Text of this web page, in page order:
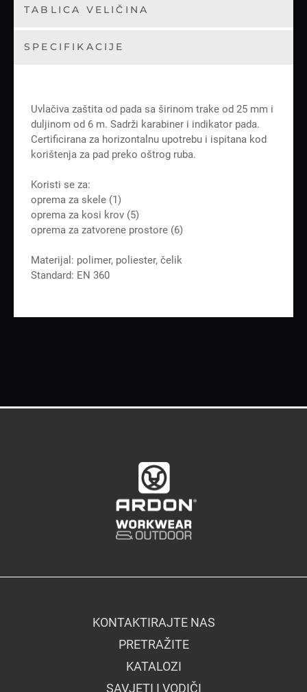
TABLICA VELIČINA
SPECIFIKACIJE
Uvlačiva zaštita od pada sa širinom trake od 25 mm i
duljinom od 6 m. Sadrži karabiner i indikator pada.
Certificirana za horizontalnu upotrebu i ispitana kod
korištenja za pad preko oštrog ruba.
Koristi se za:
oprema za skele (1)
oprema za kosi krov (5)
oprema za zatvorene prostore (6)
Materijal: polimer, poliester, čelik
Standard: EN 360
KONTAKTIRAJTE NAS
PRETRAŽITE
KATALOZI
SAVJETI I VODIČI